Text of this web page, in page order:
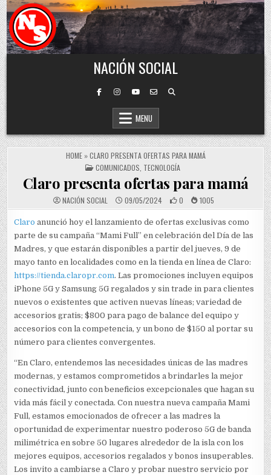
Skip to content
NACIÓN SOCIAL
MENU
HOME»CLARO PRESENTA OFERTAS PARA MAMÁ
POSTED IN
COMUNICADOS TECNOLOGÍA
Claro presenta ofertas para mamá
NACIÓN SOCIAL 09/05/2024 0 1005
Claro anunció hoy el lanzamiento de ofertas exclusivas como
parte de su campaña “Mami Full” en celebración del Día de las
Madres, y que estarán disponibles a partir del jueves, 9 de
mayo tanto en localidades como en la tienda en línea de Claro:
https://tienda.claropr.com. Las promociones incluyen equipos
iPhone 5G y Samsung 5G regalados y sin trade in para clientes
nuevos o existentes que activen nuevas líneas; variedad de
accesorios gratis; $800 para pago de balance del equipo y
accesorios con la competencia, y un bono de $150 al portar su
número para clientes convergentes.
“En Claro, entendemos las necesidades únicas de las madres
modernas, y estamos comprometidos a brindarles la mejor
conectividad, junto con beneficios excepcionales que hagan su
vida más fácil y conectada. Con nuestra nueva campaña Mami
Full, estamos emocionados de ofrecer a las madres la
oportunidad de experimentar nuestro poderoso 5G de banda
milimétrica en sobre 50 lugares alrededor de la isla con los
mejores equipos, accesorios regalados y bonos insuperables.
Los invito a cambiarse a Claro y probar nuestro servicio por